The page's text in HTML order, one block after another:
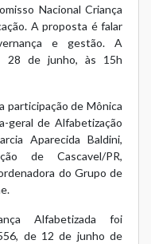
Nacional Criança
A proposta é falar
e gestão. A
28 de junho, às 15h
participação de Mônica
geral de Alfabetização
Aparecida Baldini,
de Cascavel/PR,
do Grupo de
Alfabetizada foi
de 12 de junho de